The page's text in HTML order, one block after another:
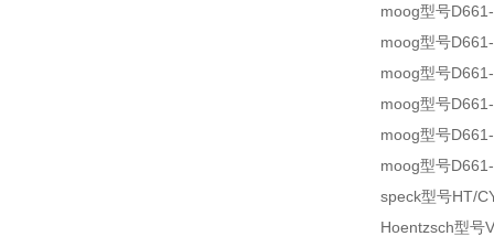
moog型号
moog型号
moog型号
moog型号
moog型号
moog型号
speck型号HT/
Hoentzsch型号